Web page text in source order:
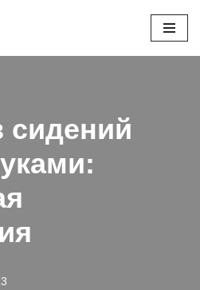
сидений